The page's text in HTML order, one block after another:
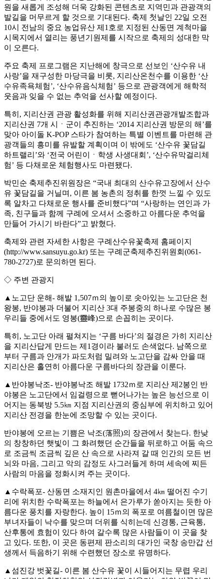
원을 새롭게 조성해 더욱 강화된 콘텐츠로 지역민과 관광객의
발길을 머무르게 할 것으로 기대된다. 축제 첫날인 22일 오전
10시 전남의 중요 농업유산 제1호로 지정된 산동면 계척마을
시목지에서 열리는 풍년기원제를 시작으로 축제의 성대한 막
이 오른다.
주요 축제 프로그램은 지난해에 창극으로 선보인 ‘산수유 내
사랑’을 재구성한 마당극을 비롯, 지리산온천수를 이용한 ‘산
수유족욕체험’, ‘산수유음식체험’ 등으로 관광객에게 해학적
웃음과 잊을 수 없는 추억을 선사할 예정이다.
특히, 지리산권 관광 활성화를 위해 지리산권관광개발조합과
지리산권 7개 시ㆍ군이 추진하는 ‘2014 지리산권 방문의 해’를
맞아 아이돌 K-POP 스타가 참여하는 특별 이벤트를 마련해 관
광객들의 흥미를 유발할 계획이며 이 밖에도 ‘산수유 꽃담길
하트랠리’와 ‘전국 어린이ㆍ학생 사생대회’, ‘산수유막걸리체
험’ 등 다채로운 체험행사도 마련됐다.
박민순 축제추진위원장은 “국내 최대의 산수유고장에서 산수
유 꽃담길을 거닐며, 이른 봄 농촌의 정취를 한껏 느낄 수 있도
록 알차고 다채로운 행사를 준비했다”며 “사랑하는 연인과 가
족, 친구들과 함께 구례에 오셔서 소중하고 아름다운 추억을
만들어 가시기 바란다”고 밝혔다.
축제와 관련 자세한 사항은 구례산수유꽃축제 홈페이지
(http://www.sansuyu.go.kr) 또는 구례군축제추진위원회(061-
780-2727)로 문의하면 된다.
◇ 주변 관광지
▲노고단 운해- 해발 1,507ｍ의 높이로 솟아있는 노고단은 천
왕봉, 반야봉과 더불어 지리산 3대 주봉중의 하나로 수많은 봉
우리들 중에서도 영봉(靈峰)으로 손꼽히는 곳이다.
특히, 노고단 아래 펼쳐지는 ‘구름 바다’의 절경은 가히 지리산
을 지리산답게 만드는 제1경이라 불러도 손색없다. 남쪽으로
부터 구름과 안개가 파도처럼 밀려와 노고단을 감싸 안을 때
지리산은 홀연히 아름다운 구름바다의 장관을 이룬다.
▲반야봉낙조- 반야봉낙조 해발 1732ｍ로 지리산 제2봉인 반
야봉은 노고단에서 임걸령으로 뻗어나가는 높은 능선으로 이
어지는 동북방 5.5㎞ 지점 지리산권의 중심부에 위치하고 있어
지리산 전경을 한눈에 조망할 수 있는 곳이다.
반야봉에 오르는 기쁨은 낙조(落照)의 장관에서 찾는다. 한낮
의 창창하던 햇빛이 그 화려했던 순간들을 뒤로하고 어둠 속으
로 조금씩 조금씩 깊은 산 속으로 사라져 갈 때 인간의 모든 번
뇌와 마음, 그리고 악의 감정도 사그러들게 하며 세속에 찌든
사람의 마음을 정화시켜 주는 곳이다.
▲수락폭포- 산동면 소재지인 원촌마을에서 4㎞ 떨어진 수기
리에 위치한 수락폭포는 하늘에서 은가루가 쏟아지는 듯한 아
름다운 풍치를 자랑한다. 높이 15ｍ의 폭포로 여름철이면 많은
부녀자들이 낙수를 맞으며 더위를 식히는데 신경통, 근육통,
산후통에 효험이 있다 하여 갈수록 많은 사람들이 이 곳을 찾
고 있다. 또한, 이 곳은 동편제 판소리의 대가인 국창 송만갑 선
생께서 득음하기 위해 수련했던 장소로 유명하다.
▲섬진강 벗꽃길- 이른 봄 산수유 꽃이 시들어지는 무렵 우리